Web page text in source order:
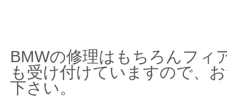
BMWの修理はもちろんフィ
も受け付けていますので、
下さい。